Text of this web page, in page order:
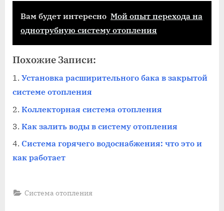
Вам будет интересно Мой опыт перехода на
однотрубную систему отопления
Похожие Записи:
Установка расширительного бака в закрытой
системе отопления
Коллекторная система отопления
Как залить воды в систему отопления
Система горячего водоснабжения: что это и
как работает
Система отопления